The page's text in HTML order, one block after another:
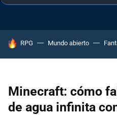
HOY SE HABLA DE
RPG Mundo abierto
Minecraft: cómo
de agua infinita